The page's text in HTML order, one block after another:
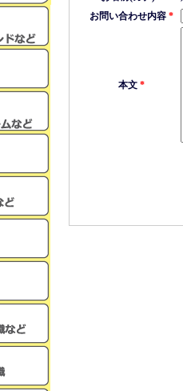
お問い合わせ内容*
本文*